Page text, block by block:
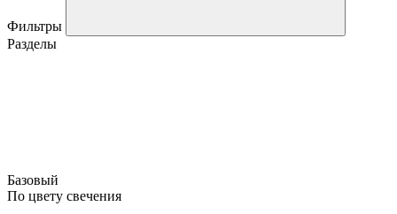
Фильтры
Разделы
Базовый
По цвету свечения